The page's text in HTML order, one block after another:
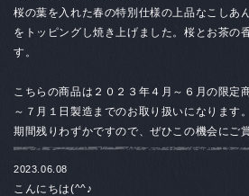
桜の葉を入れた春の特別仕様の上品なこしあ
をトッピングし焼き上げました。桜とお茶の
す。
こちらの商品は２０２３年４月～６月の限定
～７月１日製造までのお取り扱いになります。
期間残りわずかですので、ぜひこの機会にご
2023.06.08
こんにちは(^^♪